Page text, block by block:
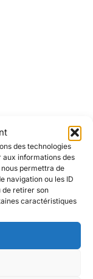
des technologies
aux informations des
permettra de
navigation ou les ID
de retirer son
caractéristiques